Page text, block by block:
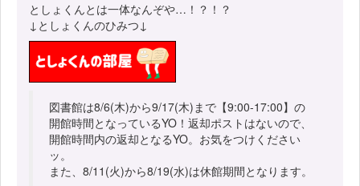
としょくんとは一体なんぞや…！？！？
↓としょくんのひみつ↓
図書館は8/6(木)から9/17(木)まで【9:00-17:00】の
開館時間となっているYO！返却ポストはないので、
開館時間内の返却となるYO。お気をつけください
ッ。
また、8/11(火)から8/19(水)は休館期間となります。